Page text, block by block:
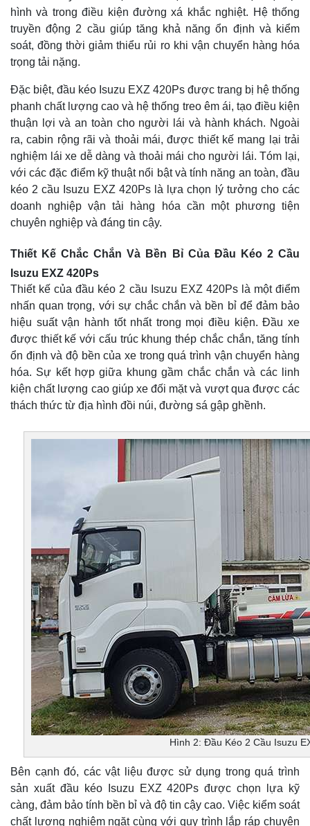
hình và trong điều kiện đường xá khắc nghiệt. Hệ thống
truyền động 2 cầu giúp tăng khả năng ổn định và kiểm
soát, đồng thời giảm thiểu rủi ro khi vận chuyển hàng hóa
trọng tải nặng.
Đặc biệt, đầu kéo Isuzu EXZ 420Ps được trang bị hệ thống
phanh chất lượng cao và hệ thống treo êm ái, tạo điều kiện
thuận lợi và an toàn cho người lái và hành khách. Ngoài
ra, cabin rộng rãi và thoải mái, được thiết kế mang lại trải
nghiệm lái xe dễ dàng và thoải mái cho người lái. Tóm lại,
với các đặc điểm kỹ thuật nổi bật và tính năng an toàn, đầu
kéo 2 cầu Isuzu EXZ 420Ps là lựa chọn lý tưởng cho các
doanh nghiệp vận tải hàng hóa cần một phương tiện
chuyên nghiệp và đáng tin cậy.
Thiết Kế Chắc Chắn Và Bền Bỉ Của Đầu Kéo 2 Cầu
Isuzu EXZ 420Ps
Thiết kế của đầu kéo 2 cầu Isuzu EXZ 420Ps là một điểm
nhấn quan trọng, với sự chắc chắn và bền bỉ để đảm bảo
hiệu suất vận hành tốt nhất trong mọi điều kiện. Đầu xe
được thiết kế với cấu trúc khung thép chắc chắn, tăng tính
ổn định và độ bền của xe trong quá trình vận chuyển hàng
hóa. Sự kết hợp giữa khung gầm chắc chắn và các linh
kiện chất lượng cao giúp xe đối mặt và vượt qua được các
thách thức từ địa hình đồi núi, đường sá gập ghềnh.
Hình 2: Đầu Kéo 2 Cầu Isuzu
Bên cạnh đó, các vật liệu được sử dụng trong quá trình
sản xuất đầu kéo Isuzu EXZ 420Ps được chọn lựa kỹ
càng, đảm bảo tính bền bỉ và độ tin cậy cao. Việc kiểm soát
chất lượng nghiêm ngặt cùng với quy trình lắp ráp chuyên